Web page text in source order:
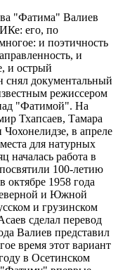
"Фатима" Валиев
его, по
и поэтичность
и
и острый
документальный
режиссером
"Фатимой". На
Тхапсаев, Тамара
в апреле
для натурных
началась работа в
100-летию
октябре 1958 года
и Южной
и грузинском
сделал перевод
Валиев представил
время этот вариант
в Осетинском